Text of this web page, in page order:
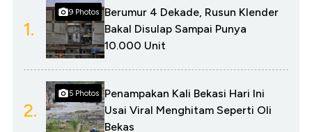
1.
9 Photos
Berumur 4 Dekade, Rusun Klender
Bakal Disulap Sampai Punya
10.000 Unit
2.
5 Photos
Penampakan Kali Bekasi Hari Ini
Usai Viral Menghitam Seperti Oli
Bekas